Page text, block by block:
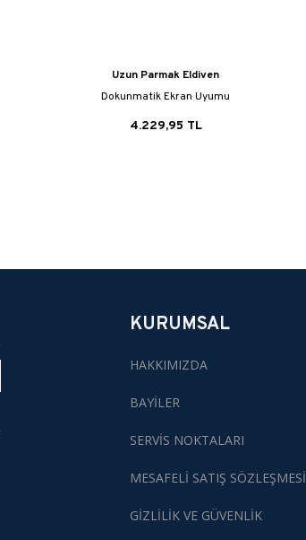
Uzun Parmak Eldiven
Dokunmatik Ekran Uyumu
4.229,95 TL
KURUMSAL
HAKKIMIZDA
BAYİLER
SERVİS NOKTALARI
MESAFELİ SATIŞ SÖZLEŞMESİ
GİZLİLİK VE GÜVENLİK